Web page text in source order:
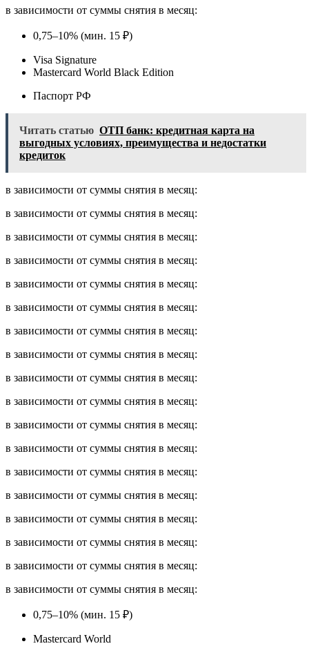
в зависимости от суммы снятия в месяц:
0,75–10% (мин. 15 ₽)
Visa Signature
Mastercard World Black Edition
Паспорт РФ
Читать статью ОТП банк: кредитная карта на
выгодных условиях, преимущества и недостатки
кредиток
в зависимости от суммы снятия в месяц:
в зависимости от суммы снятия в месяц:
в зависимости от суммы снятия в месяц:
в зависимости от суммы снятия в месяц:
в зависимости от суммы снятия в месяц:
в зависимости от суммы снятия в месяц:
в зависимости от суммы снятия в месяц:
в зависимости от суммы снятия в месяц:
в зависимости от суммы снятия в месяц:
в зависимости от суммы снятия в месяц:
в зависимости от суммы снятия в месяц:
в зависимости от суммы снятия в месяц:
в зависимости от суммы снятия в месяц:
в зависимости от суммы снятия в месяц:
в зависимости от суммы снятия в месяц:
в зависимости от суммы снятия в месяц:
в зависимости от суммы снятия в месяц:
в зависимости от суммы снятия в месяц:
0,75–10% (мин. 15 ₽)
Mastercard World